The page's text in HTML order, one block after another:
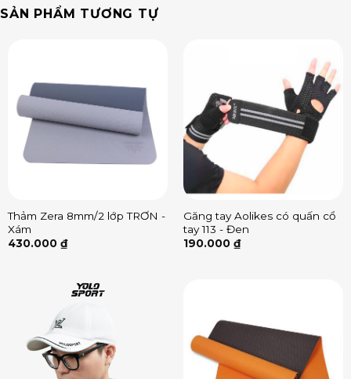
SẢN PHẨM TƯƠNG TỰ
Thảm Zera 8mm/2 lớp TRƠN -
Xám
430.000 ₫
Găng tay Aolikes có quấn cổ
tay 113 - Đen
190.000 ₫